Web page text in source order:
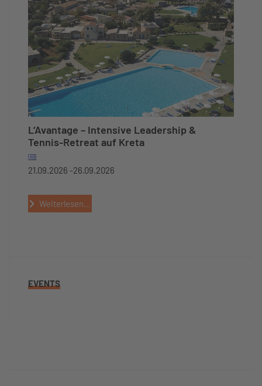
L’Avantage – Intensive Leadership &
Tennis-Retreat auf Kreta
21.09.2026 -26.09.2026
Weiterlesen...
EVENTS